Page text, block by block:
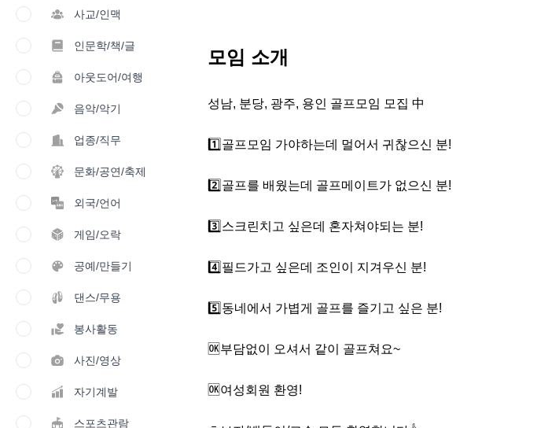
사교/인맥
인문학/책/글
아웃도어/여행
음악/악기
업종/직무
문화/공연/축제
외국/언어
게임/오락
공예/만들기
댄스/무용
봉사활동
사진/영상
자기계발
스포츠관람
모임 소개
성남, 분당, 광주, 용인 골프모임 모집 中
1️⃣골프모임 가야하는데 멀어서 귀찮으신 분!
2️⃣골프를 배웠는데 골프메이트가 없으신 분!
3️⃣스크린치고 싶은데 혼자쳐야되는 분!
4️⃣필드가고 싶은데 조인이 지겨우신 분!
5️⃣동네에서 가볍게 골프를 즐기고 싶은 분!
🆗부담없이 오셔서 같이 골프쳐요~
🆗여성회원 환영!